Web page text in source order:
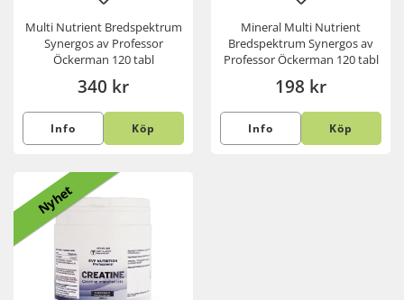
Multi Nutrient Bredspektrum
Synergos av Professor
Öckerman 120 tabl
340 kr
Info Köp
Mineral Multi Nutrient
Bredspektrum Synergos av
Professor Öckerman 120 tabl
198 kr
Info Köp
Nyhet